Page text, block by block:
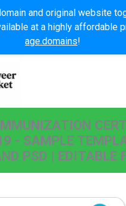
and original website
at a highly affordable
age.domains!
- SAMPLE
PSD | EDITABLE